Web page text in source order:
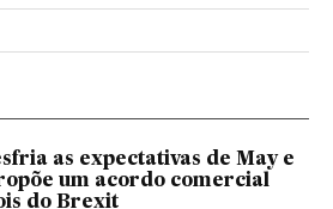
en Twitter
Brasil en Instagram
El País Brasil en Facebook
as expectativas de May e
um acordo comercial
do Brexit